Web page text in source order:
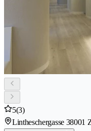
5(3)
Lintheschergasse 38001